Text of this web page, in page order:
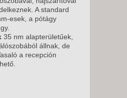
A standard
esek, a pótágy
35 nm alapterületűek,
állnak, de
a recepción